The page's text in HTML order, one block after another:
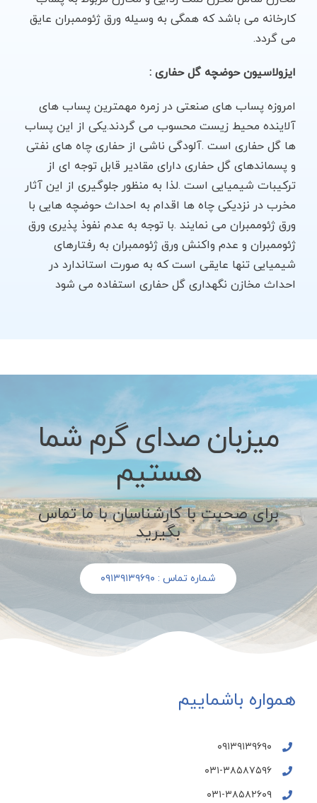
کارخانه می باشد که همگی به وسیله ورق ژئوممبران عایق
می گردد.
ایزولاسیون حوضچه گل حفاری :
امروزه پساب های صنعتی در زمره مهمترین پساب های
آلاینده محیط زیست محسوب می گردند.یکی از این پساب
ها گل حفاری است .آلودگی ناشی از حفاری چاه های نفتی
و پسماندهای گل حفاری دارای مقادیر قابل توجه ای از
ترکیبات شیمیایی است .لذا به منظور جلوگیری از این آثار
مخرب در نزدیکی چاه ها اقدام به احداث حوضچه هایی با
ورق ژئوممبران می نمایند .با توجه به عدم نفوذ پذیری ورق
ژئوممبران و عدم واکنش ورق ژئوممبران به رفتارهای
شیمیایی تنها عایقی است که به صورت استاندارد در
احداث مخازن نگهداری گل حفاری استفاده می شود
میزبان صدای گرم شما
هستیم
برای صحبت با کارشناسان با ما تماس
بگیرید
شماره تماس : ۰۹۱۳۹۱۳۹۶۹۰
همواره باشماییم
۰۹۱۳۹۱۳۹۶۹۰
۰۳۱-۳۸۵۸۷۵۹۶
۰۳۱-۳۸۵۸۲۶۰۹